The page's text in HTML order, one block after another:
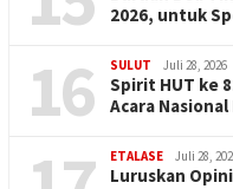
2026, untuk
16 SULUT Juli 28, 2026
Spirit HUT ke
Acara
ETALASE Juli 28,
Luruskan